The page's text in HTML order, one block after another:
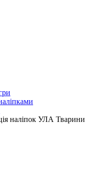
наліпок УЛА Тварини